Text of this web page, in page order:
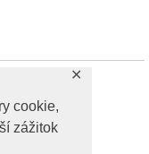
cookie,
zážitok
✕